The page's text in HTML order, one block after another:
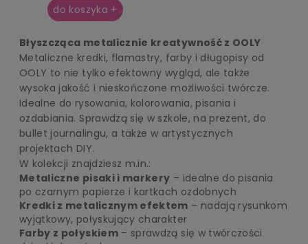
do koszyka +
Błyszcząca metalicznie kreatywność z OOLY
Metaliczne kredki, flamastry, farby i długopisy od
OOLY to nie tylko efektowny wygląd, ale także
wysoka jakość i nieskończone możliwości twórcze.
Idealne do rysowania, kolorowania, pisania i
ozdabiania. Sprawdzą się w szkole, na prezent, do
bullet journalingu, a także w artystycznych
projektach DIY.
W kolekcji znajdziesz m.in.:
Metaliczne pisaki i markery – idealne do pisania
po czarnym papierze i kartkach ozdobnych
Kredki z metalicznym efektem – nadają rysunkom
wyjątkowy, połyskujący charakter
Farby z połyskiem– sprawdzą się w twórczości